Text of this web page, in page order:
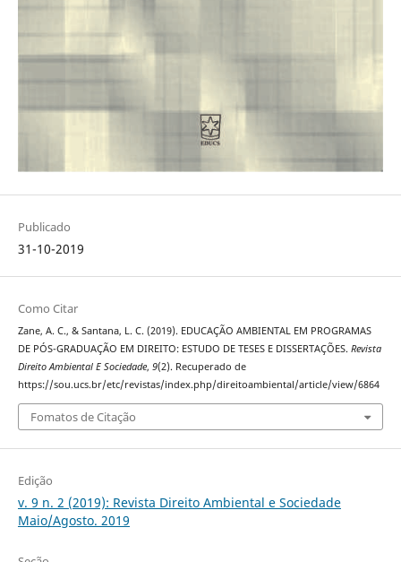
Publicado
31-10-2019
Como Citar
Zane, A. C., & Santana, L. C. (2019). EDUCAÇÃO AMBIENTAL EM PROGRAMAS
DE PÓS-GRADUAÇÃO EM DIREITO: ESTUDO DE TESES E DISSERTAÇÕES. Revista
Direito Ambiental E Sociedade, 9(2). Recuperado de
https://sou.ucs.br/etc/revistas/index.php/direitoambiental/article/view/6864
Fomatos de Citação
Edição
v. 9 n. 2 (2019): Revista Direito Ambiental e Sociedade
Maio/Agosto. 2019